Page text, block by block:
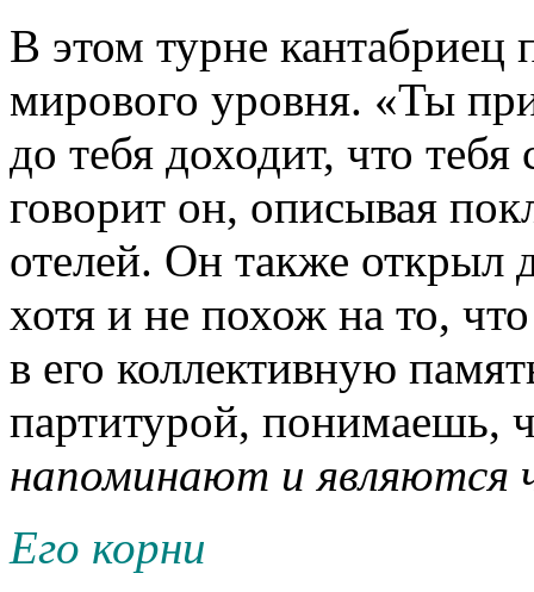
В этом турне кантабриец
мирового уровня. «Ты
до тебя доходит, что
говорит он, описывая
отелей. Он также открыл
хотя и не похож на то,
в его коллективную
партитурой, понимаешь,
напоминают и являются
Его корни